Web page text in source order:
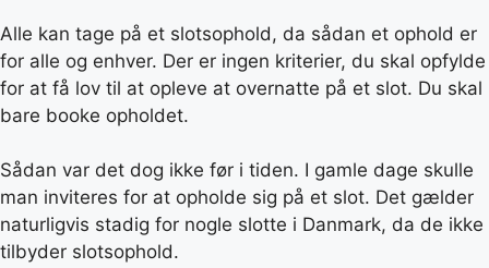
Alle kan tage på et slotsophold, da sådan et ophold er
for alle og enhver. Der er ingen kriterier, du skal opfylde
for at få lov til at opleve at overnatte på et slot. Du skal
bare booke opholdet.
Sådan var det dog ikke før i tiden. I gamle dage skulle
man inviteres for at opholde sig på et slot. Det gælder
naturligvis stadig for nogle slotte i Danmark, da de ikke
tilbyder slotsophold.